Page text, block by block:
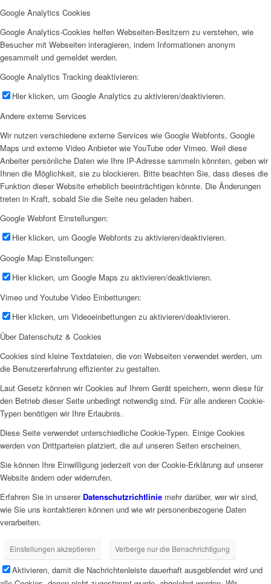
Google Analytics Cookies
Google Analytics-Cookies helfen Webseiten-Besitzern zu verstehen, wie
Besucher mit Webseiten interagieren, indem Informationen anonym
gesammelt und gemeldet werden.
Google Analytics Tracking deaktivieren:
Hier klicken, um Google Analytics zu aktivieren/deaktivieren.
Andere externe Services
Wir nutzen verschiedene externe Services wie Google Webfonts, Google
Maps und externe Video Anbieter wie YouTube oder Vimeo. Weil diese
Anbeiter persönliche Daten wie Ihre IP-Adresse sammeln könnten, geben wir
Ihnen die Möglichkeit, sie zu blockieren. Bitte beachten Sie, dass dieses die
Funktion dieser Website erheblich beeinträchtigen könnte. Die Änderungen
treten in Kraft, sobald Sie die Seite neu geladen haben.
Google Webfont Einstellungen:
Hier klicken, um Google Webfonts zu aktivieren/deaktivieren.
Google Map Einstellungen:
Hier klicken, um Google Maps zu aktivieren/deaktivieren.
Vimeo und Youtube Video Einbettungen:
Hier klicken, um Videoeinbettungen zu aktivieren/deaktivieren.
Über Datenschutz & Cookies
Cookies sind kleine Textdateien, die von Webseiten verwendet werden, um
die Benutzererfahrung effizienter zu gestalten.
Laut Gesetz können wir Cookies auf Ihrem Gerät speichern, wenn diese für
den Betrieb dieser Seite unbedingt notwendig sind. Für alle anderen Cookie-
Typen benötigen wir Ihre Erlaubnis.
Diese Seite verwendet unterschiedliche Cookie-Typen. Einige Cookies
werden von Drittparteien platziert, die auf unseren Seiten erscheinen.
Sie können Ihre Einwilligung jederzeit von der Cookie-Erklärung auf unserer
Website ändern oder widerrufen.
Erfahren Sie in unserer Datenschutzrichtlinie mehr darüber, wer wir sind,
wie Sie uns kontaktieren können und wie wir personenbezogene Daten
verarbeiten.
Einstellungen akzeptieren Verberge nur die Benachrichtigung
Aktivieren, damit die Nachrichtenleiste dauerhaft ausgeblendet wird und